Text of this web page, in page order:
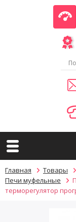
Главная Товары
Печи муфельные
терморегулятор